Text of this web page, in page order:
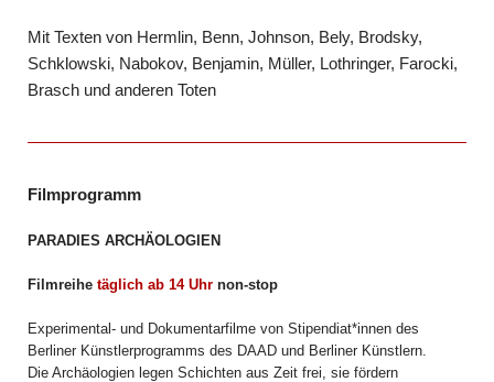
Mit Texten von Hermlin, Benn, Johnson, Bely, Brodsky,
Schklowski, Nabokov, Benjamin, Müller, Lothringer, Farocki,
Brasch und anderen Toten
Filmprogramm
PARADIES ARCHÄOLOGIEN
Filmreihe täglich ab 14 Uhr non-stop
Experimental- und Dokumentarfilme von Stipendiat*innen des
Berliner Künstlerprogramms des DAAD und Berliner Künstlern.
Die Archäologien legen Schichten aus Zeit frei, sie fördern